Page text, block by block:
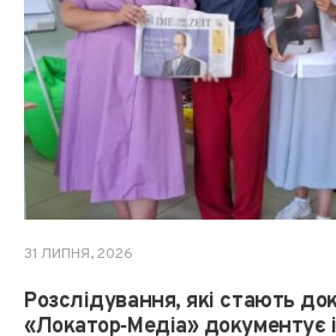
31 ЛИПНЯ, 2026
Розслідування, які стають
«Локатор‑Медіа» документує